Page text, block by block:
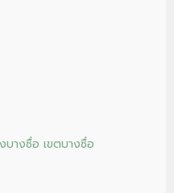
บางซื่อ เขตบางซื่อ